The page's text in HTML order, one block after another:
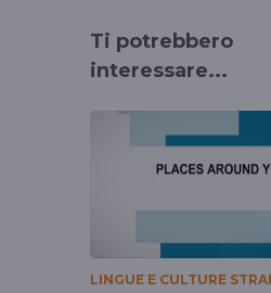
Ti potrebbero
interessare...
LINGUE E CULTURE